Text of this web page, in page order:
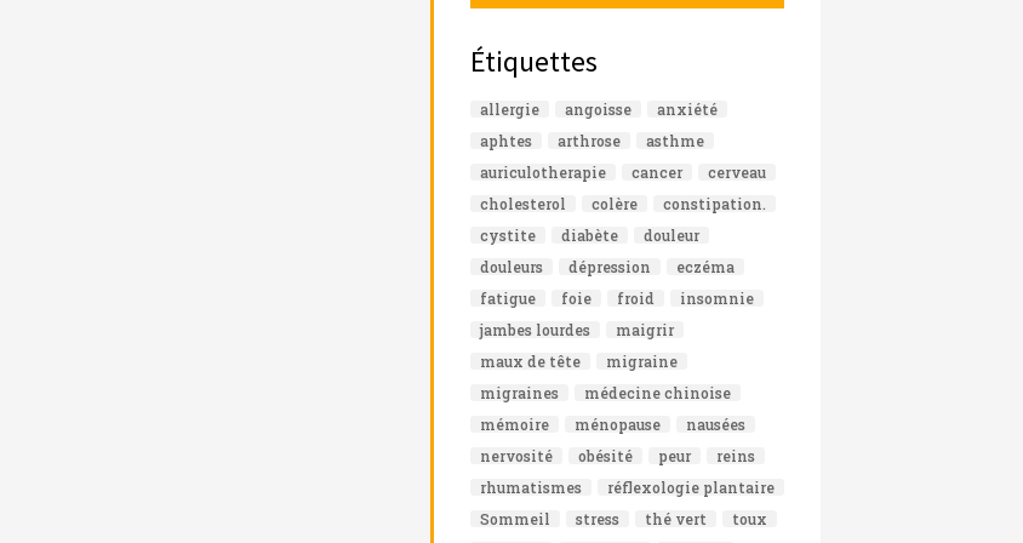
Étiquettes
allergie angoisse
anxiété
aphtes
arthrose
asthme
auriculotherapie
cancer
cerveau
cholesterol
colère
constipation.
cystite
diabète
douleur
douleurs
dépression
eczéma
fatigue
foie froid
insomnie
jambes lourdes
maigrir
maux de tête
migraine
migraines
médecine chinoise
mémoire
ménopause
nausées
nervosité
obésité peur
reins
rhumatismes
réflexologie plantaire
Sommeil
stress thé vert
toux